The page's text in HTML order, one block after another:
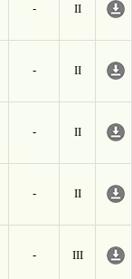
-
II
-
II
-
II
-
II
-
III